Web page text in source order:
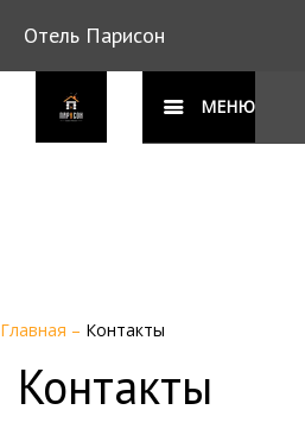
Отель Парисон
МЕНЮ
Главная – Контакты
Контакты